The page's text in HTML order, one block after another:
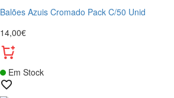
Balões Azuis Cromado Pack C/50 Unid
14,00€
Em Stock